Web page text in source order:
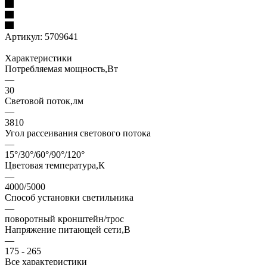
Артикул: 5709641
Характеристики
Потребляемая мощность,Вт
—
30
Световой поток,лм
—
3810
Угол рассеивания светового потока
—
15°/30°/60°/90°/120°
Цветовая температура,К
—
4000/5000
Способ установки светильника
—
поворотный кронштейн/трос
Напряжение питающей сети,В
—
175 - 265
Все характеристики